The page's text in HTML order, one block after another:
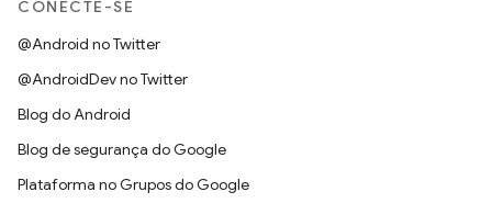
CONECTE-SE
@Android no Twitter
@AndroidDev no Twitter
Blog do Android
Blog de segurança do Google
Plataforma no Grupos do Google